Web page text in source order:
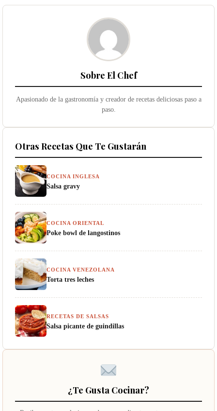
Sobre El Chef
Apasionado de la gastronomía y creador de recetas deliciosas paso a
paso.
Otras Recetas Que Te Gustarán
COCINA INGLESA
Salsa gravy
COCINA ORIENTAL
Poke bowl de langostinos
COCINA VENEZOLANA
Torta tres leches
RECETAS DE SALSAS
Salsa picante de guindillas
¿Te Gusta Cocinar?